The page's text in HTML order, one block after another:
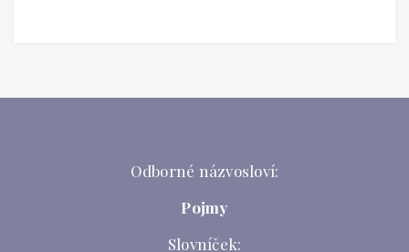
Odborné názvosloví:
Pojmy
Slovníček: